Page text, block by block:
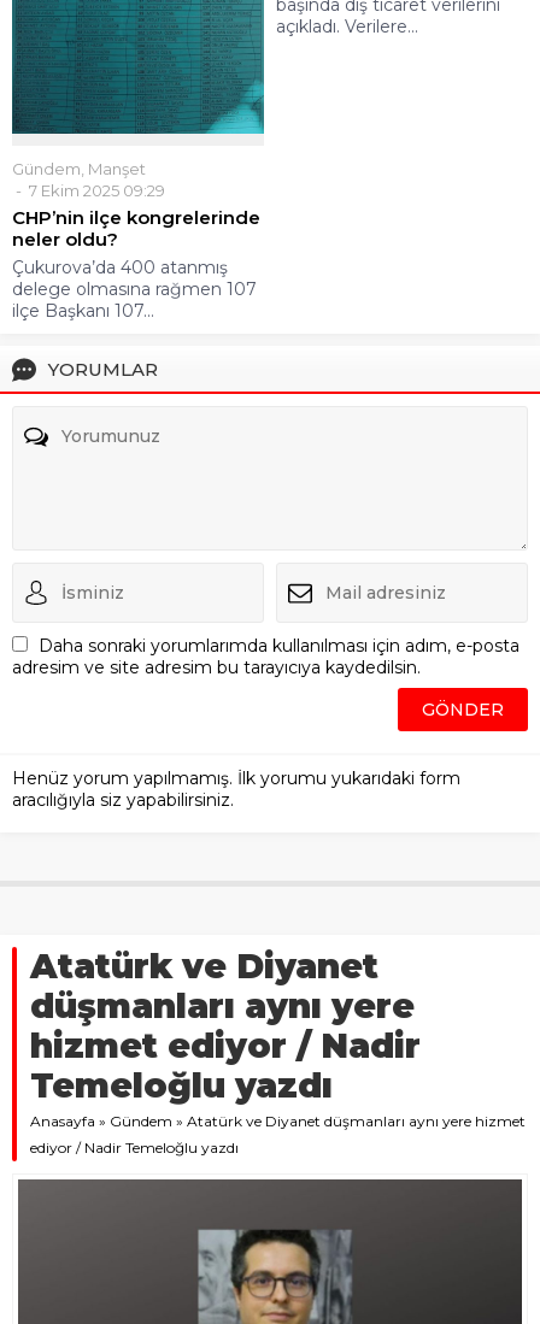
Gündem Manşet
7 Ekim 2025 09:29
CHP’nin ilçe kongrelerinde
neler oldu?
Çukurova’da 400 atanmış
delege olmasına rağmen 107
ilçe Başkanı 107...
başında dış ticaret verilerini
açıkladı. Verilere...
YORUMLAR
Daha sonraki yorumlarımda kullanılması için adım, e-posta
adresim ve site adresim bu tarayıcıya kaydedilsin.
Henüz yorum yapılmamış. İlk yorumu yukarıdaki form
aracılığıyla siz yapabilirsiniz.
Atatürk ve Diyanet
düşmanları aynı yere
hizmet ediyor / Nadir
Temeloğlu yazdı
Anasayfa » Gündem » Atatürk ve Diyanet düşmanları aynı yere hizmet
ediyor / Nadir Temeloğlu yazdı